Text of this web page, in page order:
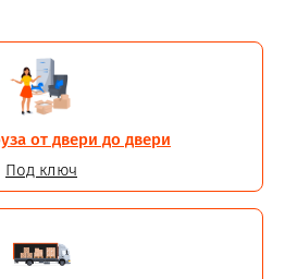
от двери до двери
Под ключ